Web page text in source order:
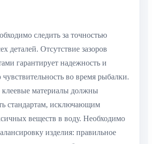
следить за точностью
деталей. Отсутствие зазоров
гарантирует надежность и
во время рыбалки.
материалы должны
стандартам, исключающим
веществ в воду. Необходимо
изделия: правильное